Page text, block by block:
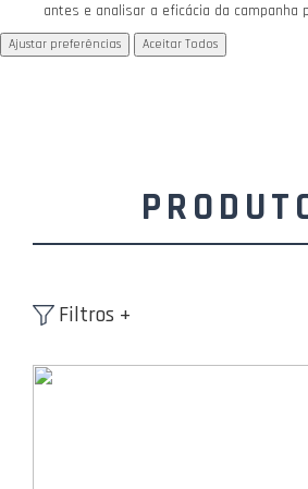
antes e analisar a eficácia da campanha
Ajustar preferências Aceitar Todos
Filtros +